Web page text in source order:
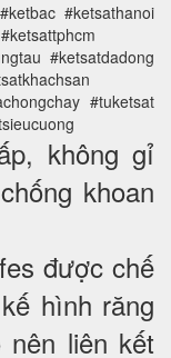
#ketsathanoi
#ketsatdadong
#tuketsat
không gỉ
khoan
được chế
hình răng
liên kết